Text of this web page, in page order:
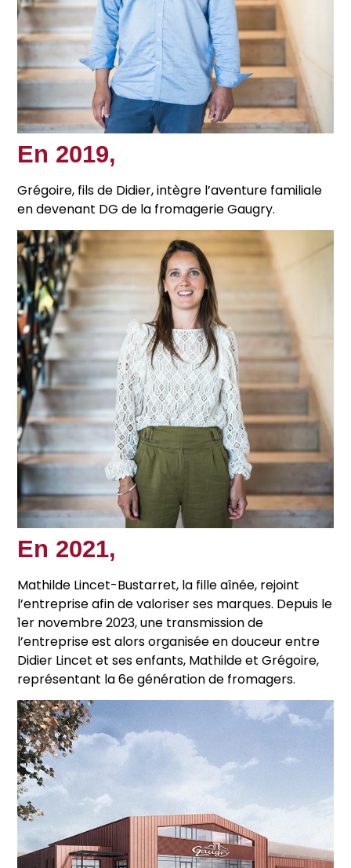
En 2019,
Grégoire, fils de Didier, intègre l’aventure familiale
en devenant DG de la fromagerie Gaugry.
En 2021,
Mathilde Lincet-Bustarret, la fille aînée, rejoint
l’entreprise afin de valoriser ses marques. Depuis le
1er novembre 2023, une transmission de
l’entreprise est alors organisée en douceur entre
Didier Lincet et ses enfants, Mathilde et Grégoire,
représentant la 6e génération de fromagers.